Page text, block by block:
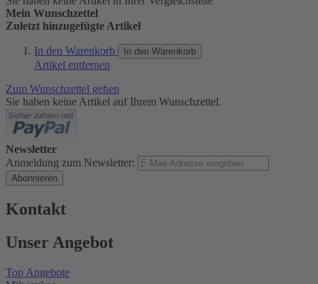
Mein Wunschzettel
Zuletzt hinzugefügte Artikel
In den Warenkorb In den Warenkorb
Artikel entfernen
Zum Wunschzettel gehen
Sie haben keine Artikel auf Ihrem Wunschzettel.
Newsletter
Anmeldung zum Newsletter:
Abonnieren
Kontakt
Unser Angebot
Top Angebote